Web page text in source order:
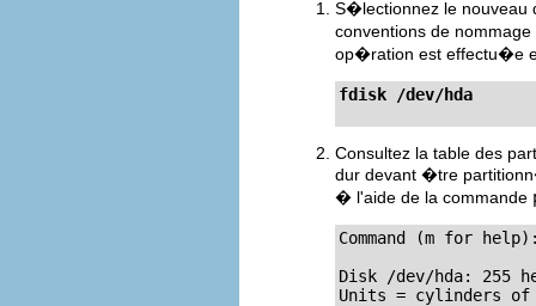
S�lectionnez le
conventions de
op�ration est effectu�e
fdisk /dev/hda
Consultez la table des
dur devant �tre
� l'aide de la commande
Command (m for
Disk /dev/hda: 255
Units = cylinders of